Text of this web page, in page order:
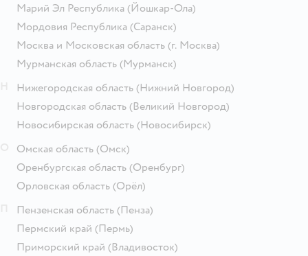
Марий Эл Республика (Йошкар-Ола)
Мордовия Республика (Саранск)
Москва и Московская область (г. Москва)
Мурманская область (Мурманск)
Нижегородская область (Нижний Новгород)
Новгородская область (Великий Новгород)
Новосибирская область (Новосибирск)
Омская область (Омск)
Оренбургская область (Оренбург)
Орловская область (Орёл)
Пензенская область (Пенза)
Пермский край (Пермь)
Приморский край (Владивосток)